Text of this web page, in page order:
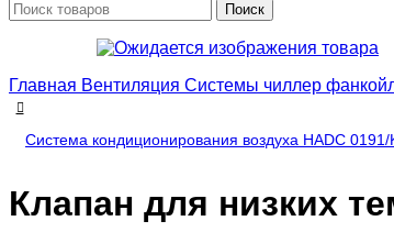
Поиск
Главная Вентиляция Системы чиллер
Система кондиционирования воздуха HADC 0191/
Клапан для низких